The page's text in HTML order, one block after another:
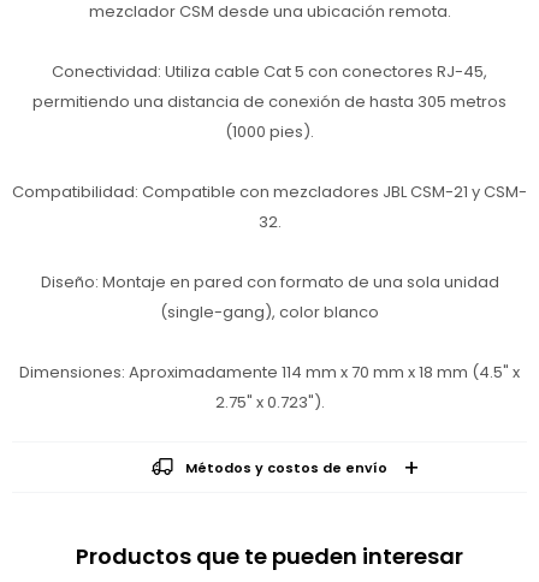
mezclador CSM desde una ubicación remota.
Conectividad: Utiliza cable Cat 5 con conectores RJ-45,
permitiendo una distancia de conexión de hasta 305 metros
(1000 pies).
Compatibilidad: Compatible con mezcladores JBL CSM-21 y CSM-
32.
Diseño: Montaje en pared con formato de una sola unidad
(single-gang), color blanco
Dimensiones: Aproximadamente 114 mm x 70 mm x 18 mm (4.5" x
2.75" x 0.723").
Métodos y costos de envío
Productos que te pueden interesar